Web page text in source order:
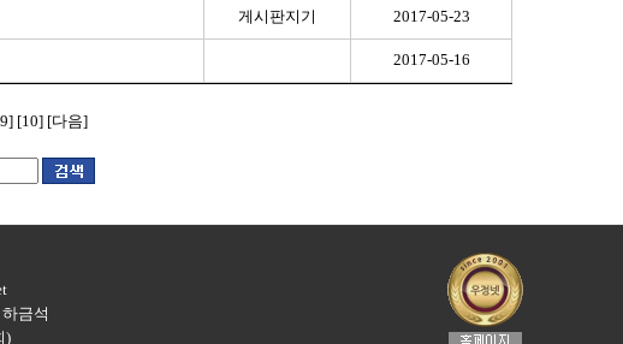
게시판지기 2017-05-23
2017-05-16
[10] [다음]
금석
)